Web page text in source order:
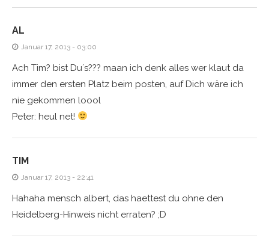
AL
Januar 17, 2013 - 03:00
Ach Tim? bist Du´s??? maan ich denk alles wer klaut da
immer den ersten Platz beim posten, auf Dich wäre ich
nie gekommen loool
Peter: heul net!
TIM
Januar 17, 2013 - 22:41
Hahaha mensch albert, das haettest du ohne den
Heidelberg-Hinweis nicht erraten? ;D